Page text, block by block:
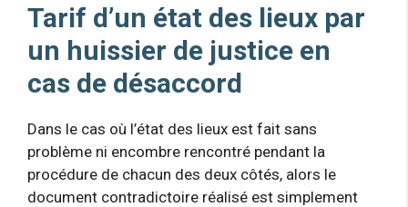
Tarif d’un état des lieux par
un huissier de justice en
cas de désaccord
Dans le cas où l’état des lieux est fait sans
problème ni encombre rencontré pendant la
procédure de chacun des deux côtés, alors le
document contradictoire réalisé est simplement